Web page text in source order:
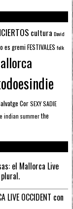
cultura David
es gremiFESTIVALES folk
CorSEXY SADIE
indian summerthe
el Mallorca Live
LIVE OCCIDENT con